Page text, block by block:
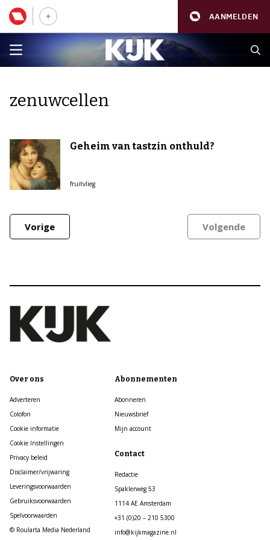
AANMELDEN
zenuwcellen
Geheim van tastzin onthuld?
fruitvlieg
Vorige Volgende
Over ons
Adverteren
Colofon
Cookie informatie
Cookie Instellingen
Privacy beleid
Disclaimer/vrijwaring
Leveringsvoorwaarden
Gebruiksvoorwaarden
Spelvoorwaarden
© Roularta Media Nederland
Abonnementen
Abonneren
Nieuwsbrief
Mijn account
Contact
Redactie
Spaklerweg 53
1114 AE Amsterdam
+31 (0)20 – 210 5300
info@kijkmagazine.nl